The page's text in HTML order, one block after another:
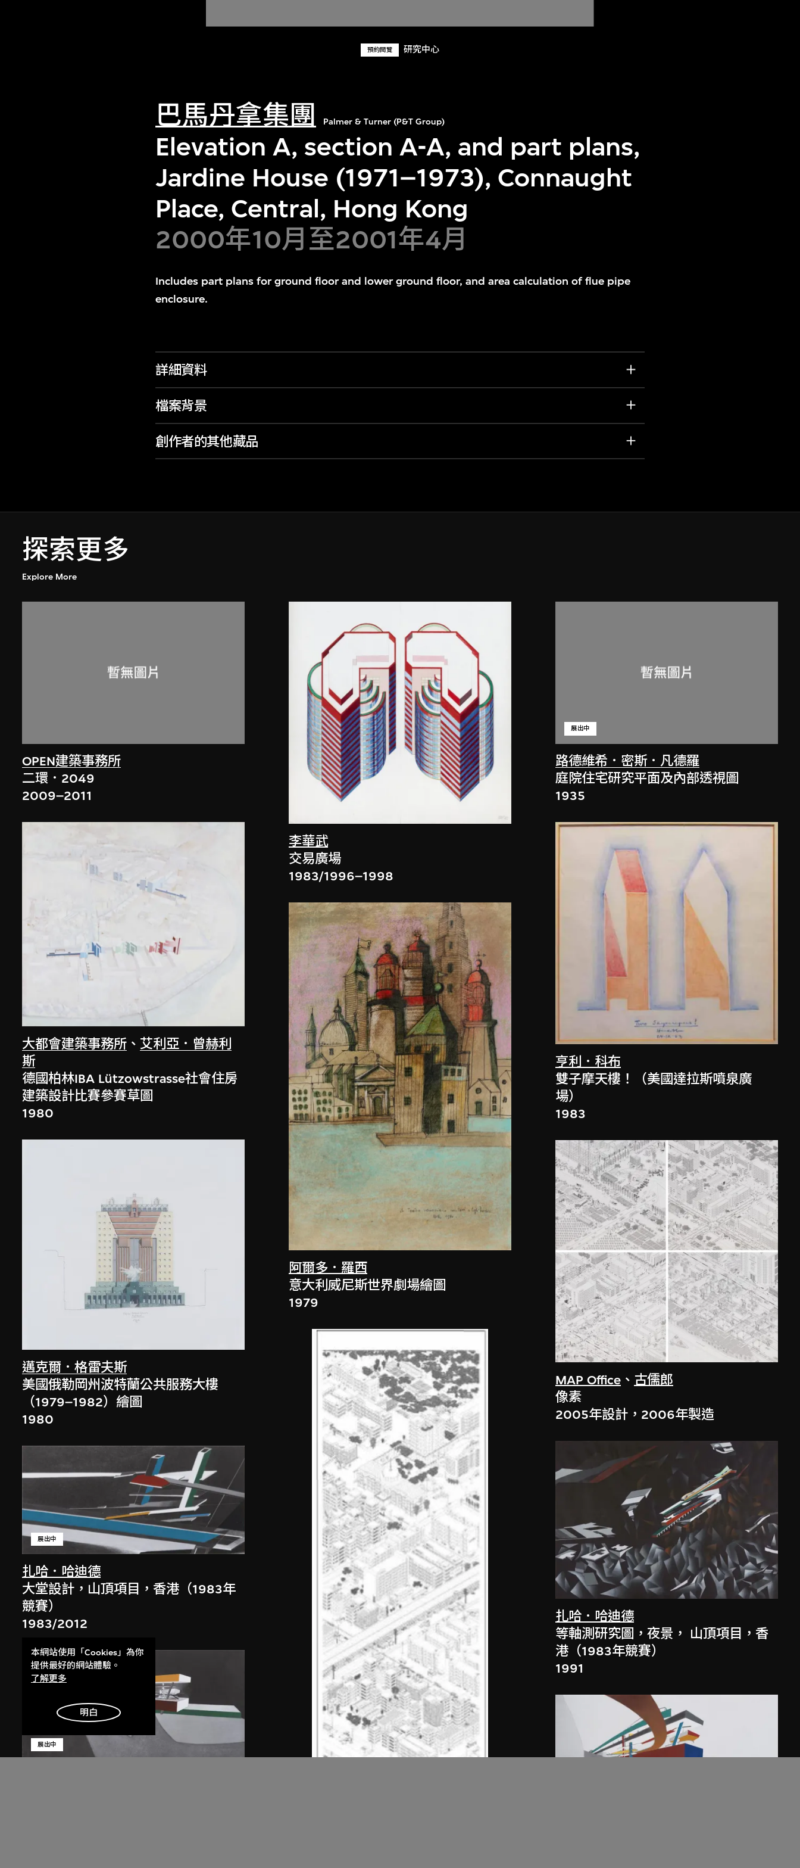
預約閱覽 研究中心
巴馬丹拿集團 Palmer & Turner (P&T Group)
Elevation A, section A-A, and part plans,
Jardine House (1971–1973), Connaught
Place, Central, Hong Kong
2000年10月至2001年4月
Includes part plans for ground floor and lower ground floor, and area calculation of flue pipe
enclosure.
詳細資料
檔案背景
創作者的其他藏品
探索更多
Explore More
OPEN建築事務所
二環．2049
2009–2011
大都會建築事務所 、艾利亞．曾赫利
斯
德國柏林IBA Lützowstrasse社會住房
建築設計比賽參賽草圖
1980
邁克爾．格雷夫斯
美國俄勒岡州波特蘭公共服務大樓
（1979–1982）繪圖
1980
扎哈．哈迪德
展出中
大堂設計，山頂項目，香港（1983年
競賽）
1983/2012
展出中
李華武
交易廣場
1983/1996–1998
阿爾多．羅西
意大利威尼斯世界劇場繪圖
1979
路德維希．密斯．凡德羅
展出中
庭院住宅研究平面及內部透視圖
1935
亨利．科布
雙子摩天樓！（美國達拉斯噴泉廣
場）
1983
MAP Office 、 古儒郎
像素
2005年設計，2006年製造
扎哈．哈迪德
等軸測研究圖，夜景， 山頂項目，香
港（1983年競賽）
1991
本網站使用「Cookies」為你
提供最好的網站體驗。
了解更多
明白